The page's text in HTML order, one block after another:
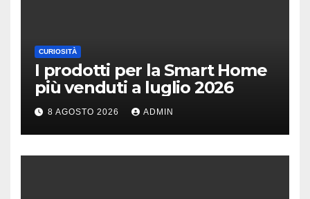
CURIOSITÀ
I prodotti per la Smart Home
più venduti a luglio 2026
8 AGOSTO 2026 ADMIN